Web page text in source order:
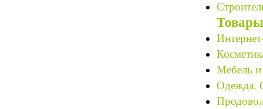
Мебель
Одежда.